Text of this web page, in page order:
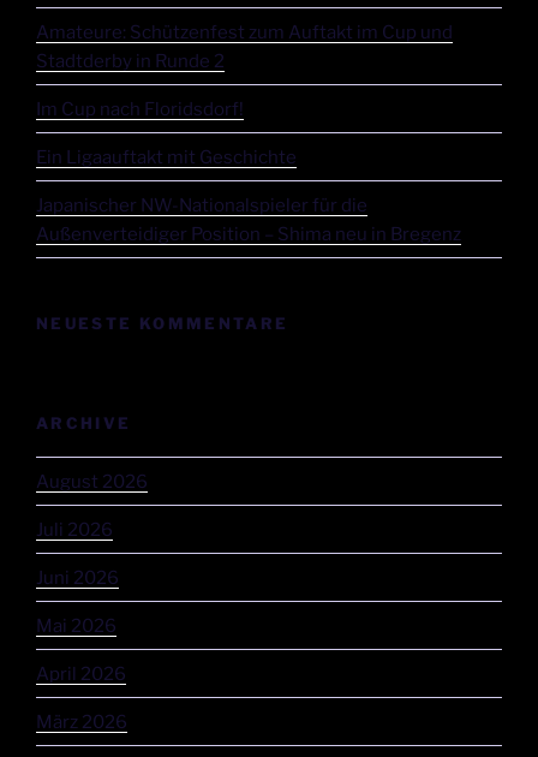
Amateure: Schützenfest zum Auftakt im Cup und
Stadtderby in Runde 2
Im Cup nach Floridsdorf!
Ein Ligaauftakt mit Geschichte
Japanischer NW-Nationalspieler für die
Außenverteidiger Position – Shima neu in Bregenz
NEUESTE KOMMENTARE
ARCHIVE
August 2026
Juli 2026
Juni 2026
Mai 2026
April 2026
März 2026